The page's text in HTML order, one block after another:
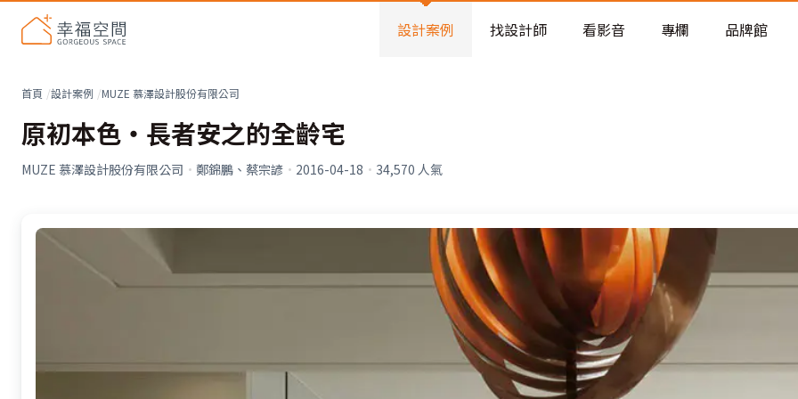
看不見的居家風險和翻新關鍵
老屋預算分配與高 CP 值煥新術
設計案例 找設計師 看影音 專欄 品牌館
首頁 設計案例 MUZE 慕澤設計股份有限公司
原初本色‧長者安之的全齡宅
MUZE 慕澤設計股份有限公司 · 鄭錦鵬、蔡宗諺 · 2016-04-18 · 34,570 人氣